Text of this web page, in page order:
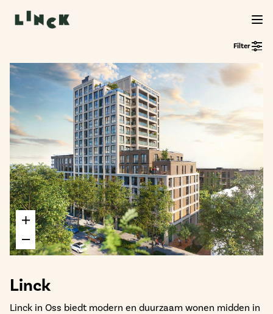
Filter
Linck
Linck in Oss biedt modern en duurzaam wonen midden in